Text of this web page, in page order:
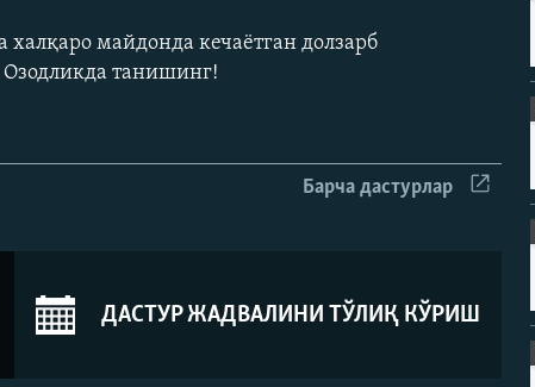
майдонда кечаëтган долзарб
Озодликда танишинг!
Барча дастурлар
ДАСТУР ЖАДВАЛИНИ ТЎЛИҚ КЎРИШ